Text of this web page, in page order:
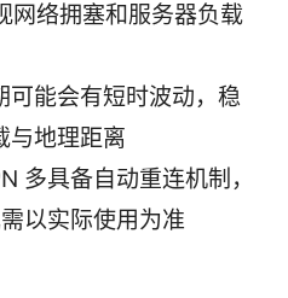
网络拥塞和服务器负载
可能会有短时波动，稳
与地理距离
多具备自动重连机制，
以实际使用为准